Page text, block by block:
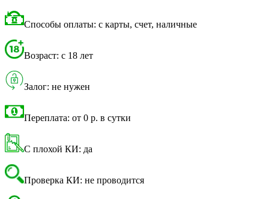
Способы оплаты: с карты, счет, наличные
Возраст: с 18 лет
Залог: не нужен
Переплата: от 0 р. в сутки
С плохой КИ: да
Проверка КИ: не проводится